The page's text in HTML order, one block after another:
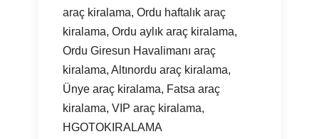
araç kiralama, Ordu haftalık araç
kiralama, Ordu aylık araç kiralama,
Ordu Giresun Havalimanı araç
kiralama, Altınordu araç kiralama,
Ünye araç kiralama, Fatsa araç
kiralama, VIP araç kiralama,
HGOTOKIRALAMA